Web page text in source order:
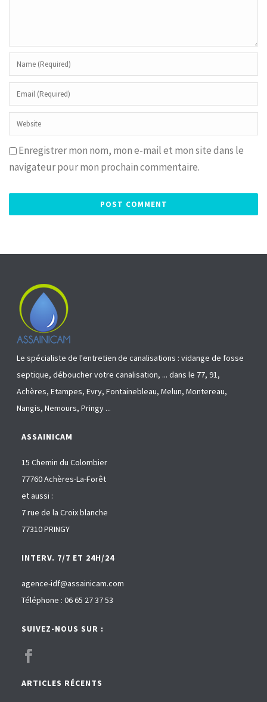
Enregistrer mon nom, mon e-mail et mon site dans le
navigateur pour mon prochain commentaire.
Le spécialiste de l'entretien de canalisations : vidange de fosse
septique, déboucher votre canalisation, ... dans le 77, 91,
Achères, Etampes, Evry, Fontainebleau, Melun, Montereau,
Nangis, Nemours, Pringy ...
ASSAINICAM
15 Chemin du Colombier
77760 Achères-La-Forêt
et aussi :
7 rue de la Croix blanche
77310 PRINGY
INTERV. 7/7 ET 24H/24
agence-idf@assainicam.com
Téléphone : 06 65 27 37 53
SUIVEZ-NOUS SUR :
ARTICLES RÉCENTS